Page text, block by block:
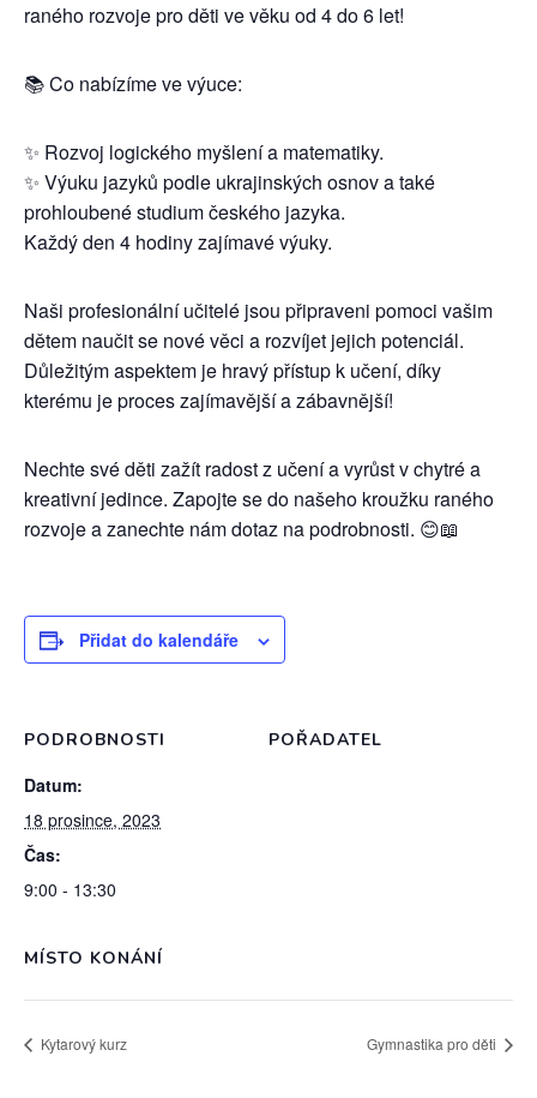
raného rozvoje pro děti ve věku od 4 do 6 let!
📚 Co nabízíme ve výuce:
✨ Rozvoj logického myšlení a matematiky.
✨ Výuku jazyků podle ukrajinských osnov a také
prohloubené studium českého jazyka.
Každý den 4 hodiny zajímavé výuky.
Naši profesionální učitelé jsou připraveni pomoci vašim
dětem naučit se nové věci a rozvíjet jejich potenciál.
Důležitým aspektem je hravý přístup k učení, díky
kterému je proces zajímavější a zábavnější!
Nechte své děti zažít radost z učení a vyrůst v chytré a
kreativní jedince. Zapojte se do našeho kroužku raného
rozvoje a zanechte nám dotaz na podrobnosti. 😊📖
Přidat do kalendáře
PODROBNOSTI
Datum:
18 prosince, 2023
Čas:
9:00 - 13:30
POŘADATEL
MÍSTO KONÁNÍ
Kytarový kurz Gymnastika pro děti